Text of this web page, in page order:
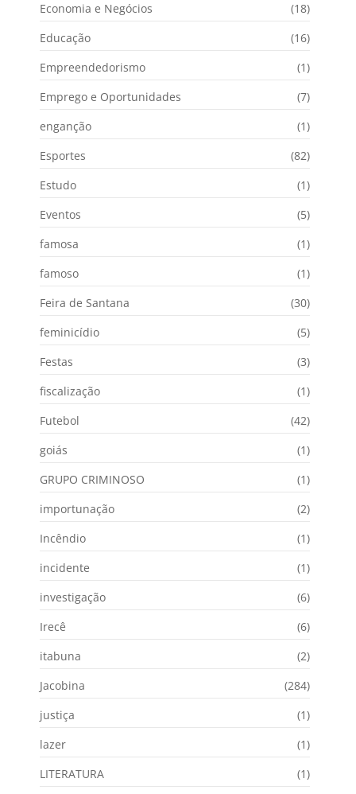
Economia e Negócios
(18)
Educação
(16)
Empreendedorismo
(1)
Emprego e Oportunidades
(7)
enganção
(1)
Esportes
(82)
Estudo
(1)
Eventos
(5)
famosa
(1)
famoso
(1)
Feira de Santana
(30)
feminicídio
(5)
Festas
(3)
fiscalização
(1)
Futebol
(42)
goiás
(1)
GRUPO CRIMINOSO
(1)
importunação
(2)
Incêndio
(1)
incidente
(1)
investigação
(6)
Irecê
(6)
itabuna
(2)
Jacobina
(284)
justiça
(1)
lazer
(1)
LITERATURA
(1)